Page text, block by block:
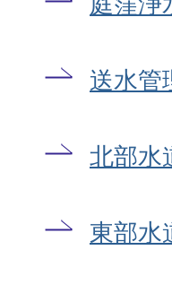
送水管
北部水
東部水